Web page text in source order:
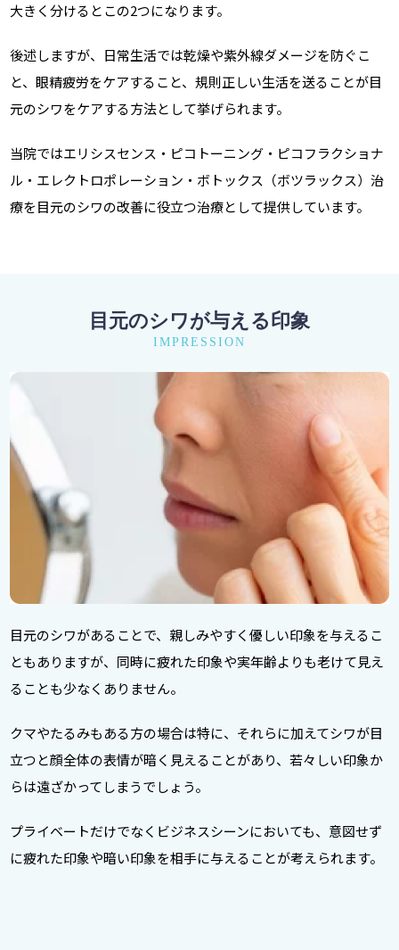
大きく分けるとこの2つになります。
後述しますが、日常生活では乾燥や紫外線ダメージを防ぐこ
と、眼精疲労をケアすること、規則正しい生活を送ることが目
元のシワをケアする方法として挙げられます。
当院ではエリシスセンス・ピコトーニング・ピコフラクショナ
ル・エレクトロポレーション・ボトックス（ボツラックス）治
療を目元のシワの改善に役立つ治療として提供しています。
目元のシワが与える印象
IMPRESSION
目元のシワがあることで、親しみやすく優しい印象を与えるこ
ともありますが、同時に疲れた印象や実年齢よりも老けて見え
ることも少なくありません。
クマやたるみもある方の場合は特に、それらに加えてシワが目
立つと顔全体の表情が暗く見えることがあり、若々しい印象か
らは遠ざかってしまうでしょう。
プライベートだけでなくビジネスシーンにおいても、意図せず
に疲れた印象や暗い印象を相手に与えることが考えられます。